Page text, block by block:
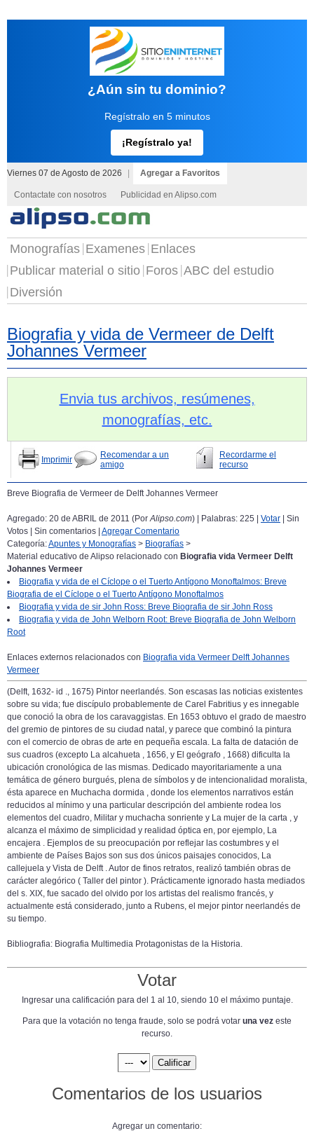
¿Aún sin tu dominio?
Regístralo en 5 minutos
¡Regístralo ya!
Viernes 07 de Agosto de 2026 Agregar a Favoritos
Contactate con nosotros Publicidad en Alipso.com
Monografías Examenes Enlaces
Publicar material o sitio Foros ABC del estudio
Diversión
Biografia y vida de Vermeer de Delft
Johannes Vermeer
Envia tus archivos, resúmenes,
monografías, etc.
Imprimir
Recomendar a un
amigo
Recordarme el
recurso
Breve Biografia de Vermeer de Delft Johannes Vermeer
Agregado: 20 de ABRIL de 2011 (PorAlipso.com) | Palabras: 225 | Votar | Sin
Votos | Sin comentarios | Agregar Comentario
Categoría:Apuntes y Monografías > Biografías >
Material educativo de Alipso relacionado con Biografia vida Vermeer Delft
Johannes Vermeer
Biografia y vida de el Cíclope o el Tuerto Antígono Monoftalmos: Breve
Biografia de el Cíclope o el Tuerto Antígono Monoftalmos
Biografia y vida de sir John Ross: Breve Biografia de sir John Ross
Biografia y vida de John Welborn Root: Breve Biografia de John Welborn
Root
Enlaces externos relacionados con Biografia vida Vermeer Delft Johannes
Vermeer
(Delft, 1632- id ., 1675) Pintor neerlandés. Son escasas las noticias existentes
sobre su vida; fue discípulo probablemente de Carel Fabritius y es innegable
que conoció la obra de los caravaggistas. En 1653 obtuvo el grado de maestro
del gremio de pintores de su ciudad natal, y parece que combinó la pintura
con el comercio de obras de arte en pequeña escala. La falta de datación de
sus cuadros (excepto La alcahueta , 1656, y El geógrafo , 1668) dificulta la
ubicación cronológica de las mismas. Dedicado mayoritariamente a una
temática de género burgués, plena de símbolos y de intencionalidad moralista,
ésta aparece en Muchacha dormida , donde los elementos narrativos están
reducidos al mínimo y una particular descripción del ambiente rodea los
elementos del cuadro, Militar y muchacha sonriente y La mujer de la carta , y
alcanza el máximo de simplicidad y realidad óptica en, por ejemplo, La
encajera . Ejemplos de su preocupación por reflejar las costumbres y el
ambiente de Países Bajos son sus dos únicos paisajes conocidos, La
callejuela y Vista de Delft . Autor de finos retratos, realizó también obras de
carácter alegórico ( Taller del pintor ). Prácticamente ignorado hasta mediados
del s. XIX, fue sacado del olvido por los artistas del realismo francés, y
actualmente está considerado, junto a Rubens, el mejor pintor neerlandés de
su tiempo.
Bibliografia: Biografia Multimedia Protagonistas de la Historia.
Votar
Ingresar una calificación para del 1 al 10, siendo 10 el máximo puntaje.
Para que la votación no tenga fraude, solo se podrá votar una vez este
recurso.
Comentarios de los usuarios
Agregar un comentario: